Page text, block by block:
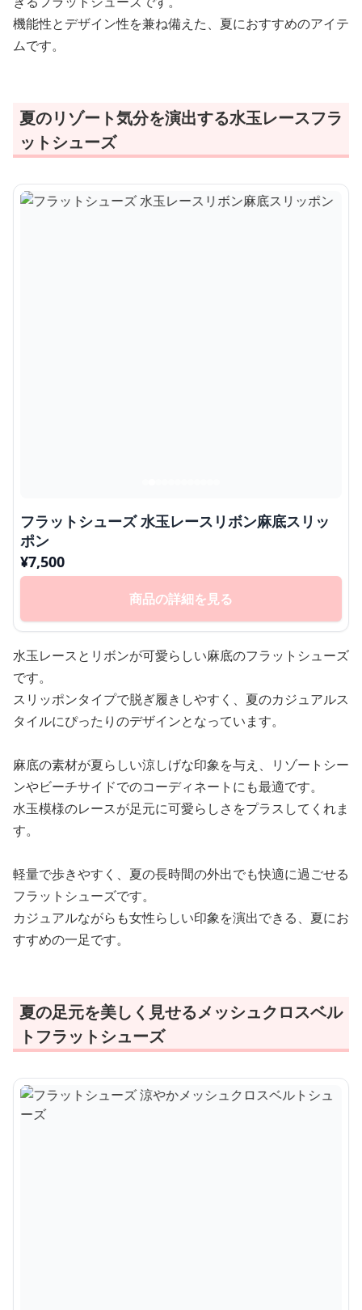
機能性とデザイン性を兼ね備えた、夏におすすめのアイテ
ムです。
夏のリゾート気分を演出する水玉レースフラ
ットシューズ
フラットシューズ 水玉レースリボン麻底スリッ
ポン
¥7,500
商品の詳細を見る
水玉レースとリボンが可愛らしい麻底のフラットシューズ
です。
スリッポンタイプで脱ぎ履きしやすく、夏のカジュアルス
タイルにぴったりのデザインとなっています。
麻底の素材が夏らしい涼しげな印象を与え、リゾートシー
ンやビーチサイドでのコーディネートにも最適です。
水玉模様のレースが足元に可愛らしさをプラスしてくれま
す。
軽量で歩きやすく、夏の長時間の外出でも快適に過ごせる
フラットシューズです。
カジュアルながらも女性らしい印象を演出できる、夏にお
すすめの一足です。
夏の足元を美しく見せるメッシュクロスベル
トフラットシューズ